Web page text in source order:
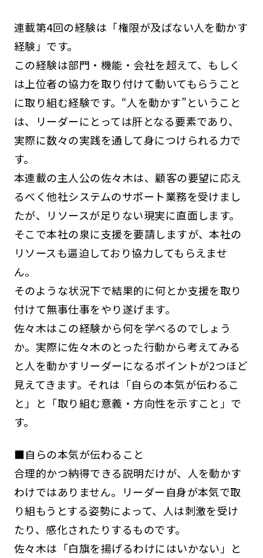
連載第4回の経験は「権限が及ばない人を動かす
経験」です。
この経験は部門・機能・会社を超えて、もしく
は上位者の協力を取り付けて動いてもらうこと
に取り組む経験です。“人を動かす”ということ
は、リーダーにとっては肝となる要素であり、
実際に数々の実践を通して身につけられる力で
す。
本連載の主人公の佐々木は、顧客の要望に応え
るべく他社システムのサポート業務を受けまし
たが、リソースが足りない現実に直面します。
そこで本社の泉に支援を要請しますが、本社の
リソースも逼迫しており協力してもらえませ
ん。
そのような状況下で結果的に何とか支援を取り
付けて無事仕事をやり遂げます。
佐々木はこの経験から何を学べるのでしょう
か。実際に佐々木のとった行動から考えてみる
と人を動かすリーダーになるポイントが2つほど
見えてきます。それは「自らの本気が伝わるこ
と」と「取り組む意義・方向性を示すこと」で
す。
■自らの本気が伝わること
合理的かつ納得できる説明だけが、人を動かす
わけではありません。リーダー自身が本気で取
り組もうとする姿勢によって、人は刺激を受け
たり、感化されたりするものです。
佐々木は「白旗を揚げるわけにはいかない」と